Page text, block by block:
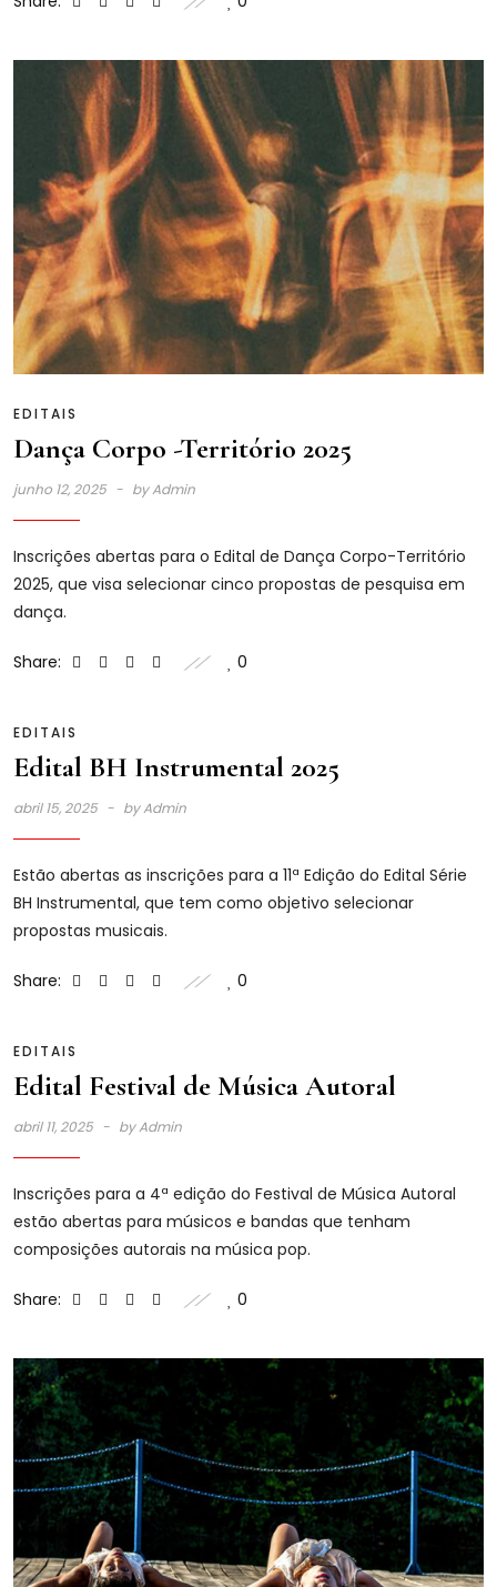
EDITAIS
Dança Corpo -Território 2025
junho 12, 2025 byAdmin
Inscrições abertas para o Edital de Dança Corpo-Território
2025, que visa selecionar cinco propostas de pesquisa em
dança.
Share: 0
EDITAIS
Edital BH Instrumental 2025
abril 15, 2025 byAdmin
Estão abertas as inscrições para a 11ª Edição do Edital Série
BH Instrumental, que tem como objetivo selecionar
propostas musicais.
Share: 0
EDITAIS
Edital Festival de Música Autoral
abril 11, 2025 byAdmin
Inscrições para a 4ª edição do Festival de Música Autoral
estão abertas para músicos e bandas que tenham
composições autorais na música pop.
Share: 0